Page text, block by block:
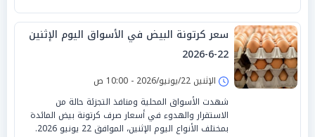
سعر كرتونة البيض في الأسواق اليوم الإثنين
22-6-2026
الإثنين 22/يونيو/2026 - 10:00 ص
شهدت الأسواق المحلية ومنافذ التجزئة حالة من
الاستقرار والهدوء في أسعار صرف كرتونة بيض المائدة
بمختلف الأنواع اليوم الإثنين، الموافق 22 يونيو 2026.